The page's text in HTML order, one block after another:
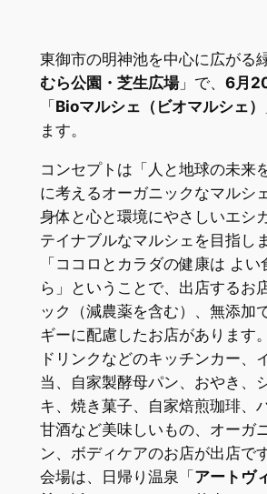
東御市の明神池を中心に広がる
むら公園・芝生広場」で、 6月
「 Bioマルシェ（ビオマルシェ）
ます。
コンセプトは「人と地球の未来
に考えるオーガニックなマルシ
身体と心と環境にやさしいエシ
テイナブルなマルシェを目指しま
「ココロとカラダの健康は よ
ら」ということで、出店するお
ック（減農薬を含む）、無添加
ギーに配慮したお店があります
ドリンクなどのキッチンカー、
当、自家製酵母パン、おやき、
キ、焼き菓子、自家焙煎珈琲、
甘酒など美味しいもの、オーガ
ン、ボディケアのお店が出店です
会場は、日帰り温泉「 アートヴ